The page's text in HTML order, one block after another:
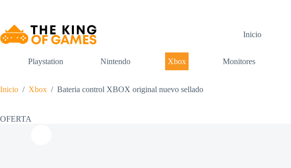
Inicio
Playstation Nintendo Xbox Monitores
Inicio / Xbox / Bateria control XBOX original nuevo sellado
OFERTA